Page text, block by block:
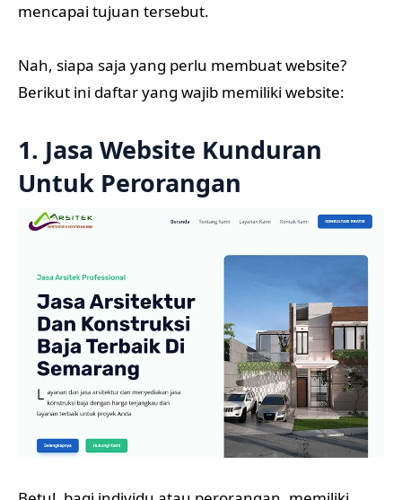
mencapai tujuan tersebut.
Nah, siapa saja yang perlu membuat website?
Berikut ini daftar yang wajib memiliki website:
1. Jasa Website Kunduran
Untuk Perorangan